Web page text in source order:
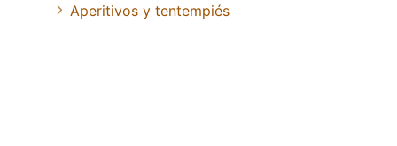
Aperitivos y tentempiés